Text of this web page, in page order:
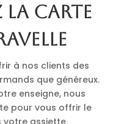
la carte
à nos clients des
que généreux.
enseigne, nous
pour vous offrir le
votre assiette.